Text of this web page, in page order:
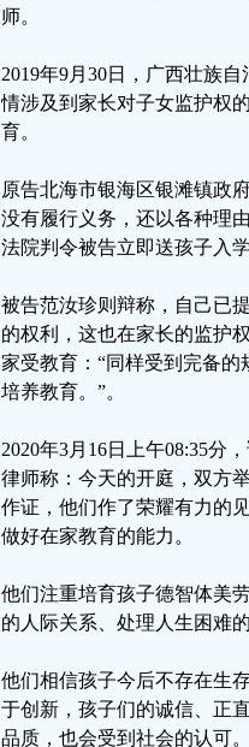
师。
2019年9月30日，广西壮族
情涉及到家长对子女监护权
育。
原告北海市银海区银滩镇政
没有履行义务，还以各种理
法院判令被告立即送孩子入
被告范汝珍则辩称，自己已
的权利，这也在家长的监护
家受教育：“同样受到完备
培养教育。”。
2020年3月16日上午08:35分
律师称：今天的开庭，双方
作证，他们作了荣耀有力的
做好在家教育的能力。
他们注重培育孩子德智体美
的人际关系、处理人生困难
他们相信孩子今后不存在生
于创新，孩子们的诚信、正
品质，也会受到社会的认可